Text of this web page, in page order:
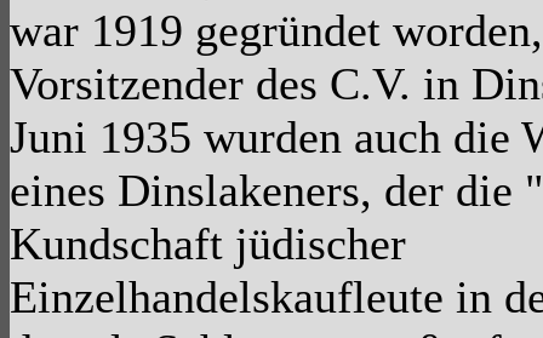
war 1919 gegründet
Vorsitzender des C.V. in
Juni 1935 wurden auch die
eines Dinslakeners, der die
Kundschaft jüdischer
Einzelhandelskaufleute in